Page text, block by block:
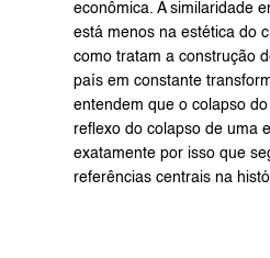
econômica. A similaridade
está menos na estética do
como tratam a construção
país em constante
entendem que o colapso
reflexo do colapso de uma
exatamente por isso que
referências centrais na